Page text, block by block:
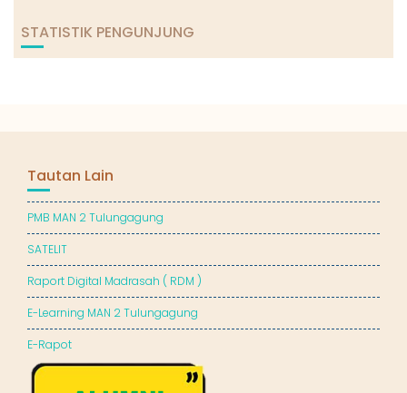
STATISTIK PENGUNJUNG
Tautan Lain
PMB MAN 2 Tulungagung
SATELIT
Raport Digital Madrasah ( RDM )
E-Learning MAN 2 Tulungagung
E-Rapot